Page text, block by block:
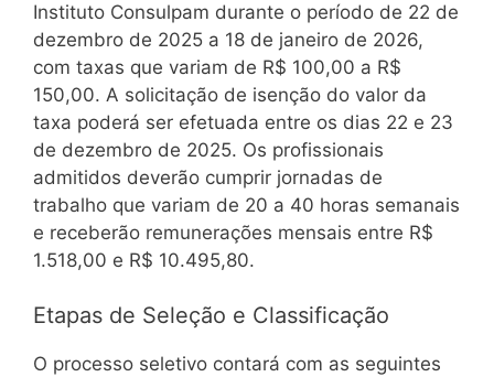
Instituto Consulpam durante o período de 22 de
dezembro de 2025 a 18 de janeiro de 2026,
com taxas que variam de R$ 100,00 a R$
150,00. A solicitação de isenção do valor da
taxa poderá ser efetuada entre os dias 22 e 23
de dezembro de 2025. Os profissionais
admitidos deverão cumprir jornadas de
trabalho que variam de 20 a 40 horas semanais
e receberão remunerações mensais entre R$
1.518,00 e R$ 10.495,80.
Etapas de Seleção e Classificação
O processo seletivo contará com as seguintes